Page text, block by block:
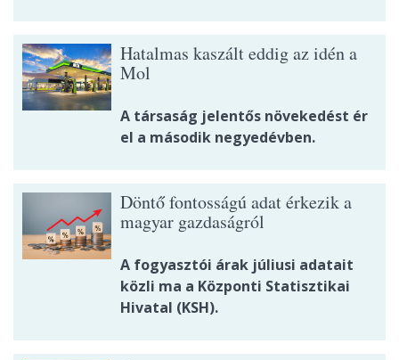
Hatalmas kaszált eddig az idén a
Mol
A társaság jelentős növekedést ér
el a második negyedévben.
Döntő fontosságú adat érkezik a
magyar gazdaságról
A fogyasztói árak júliusi adatait
közli ma a Központi Statisztikai
Hivatal (KSH).